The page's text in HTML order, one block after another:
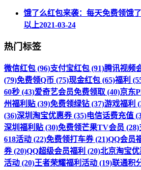
饿了么红包来袭：每天免费领饿
以上2021-03-24
热门标签
微信红包 (96)支付宝红包 (91)腾讯视频
(79)免费领Q币 (75)现金红包 (65)福利
60秒 (43)爱奇艺会员免费领取 (40)京东
州福利贴 (39)免费领绿钻 (37)游戏福利
(36)深圳淘宝优惠券 (35)电信话费充值
深圳福利贴 (30)免费领芒果TV会员 (28)
618活动 (22)免费领打车券 (21)QQ会员
券 (20)QQ超级会员福利 (20)北京淘宝优
活动 (20)王者荣耀福利活动 (19)联通积